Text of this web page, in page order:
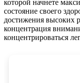
которой начнете
состояние своего
достижения высоких
концентрация
концентрироваться